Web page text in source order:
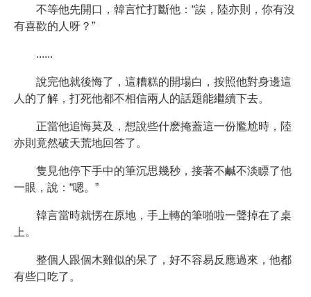
不等他先開口，韓言忙打斷他：“誒，陸亦則，你有沒
有喜歡的人呀？”
......
說完他就後悔了，這糟糕的開場白，按照他對身邊這
人的了解，打死他都不相信兩人的話題能繼續下去。
正當他追悔莫及，想說些什麽掩蓋這一份尷尬時，陸
亦則竟然破天荒地回答了。
隻見他停下手中的筆沉思幾秒，接著不鹹不淡瞟了他
一眼，說：“嗯。”
韓言當時就愣在原地，手上轉的筆啪啦一聲掉在了桌
上。
整個人跟個木雞似的呆了，好不容易反應過來，他都
有些口吃了。